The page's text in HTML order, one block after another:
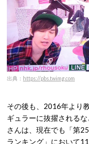
出典： https://pbs.twimg.com
その後も、2016年より
ギュラーに抜擢される
さんは、現在でも「第
ランキング」において